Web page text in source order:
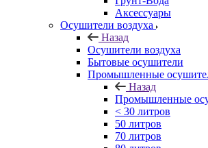
Аксессуары
Осушители воздуха
Назад
Осушители воздуха
Бытовые осушители
Промышленные
Назад
Промышленные
< 30 литров
50 литров
70 литров